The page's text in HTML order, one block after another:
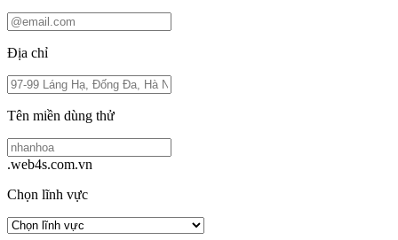
Địa chỉ
Tên miền dùng thử
.web4s.com.vn
Chọn lĩnh vực